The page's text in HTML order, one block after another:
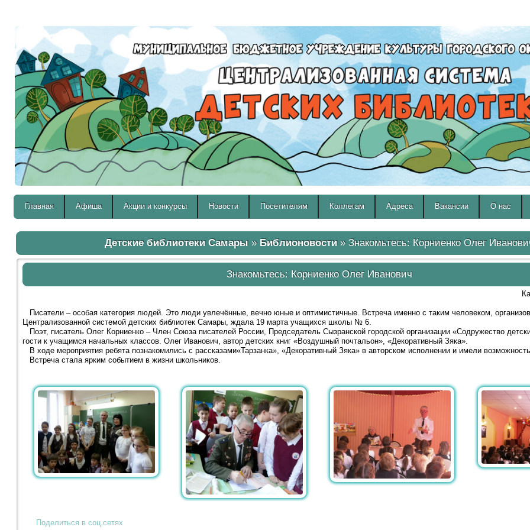
Главная Афиша Акции и конкурсы Новости Посетителям Коллегам Адреса Вакансии О нас
Детские библиотеки Самары » Библионовости» Знакомьтесь: Корниенко Олег
Знакомьтесь: Корниенко Олег Иванович
Писатели – особая категория людей. Это люди увлечённые, вечно юные и оптимистичные. Встреча именно с таким человеком,
Централизованной системой детских библиотек Самары, ждала 19 марта учащихся школы № 6.
Поэт, писатель Олег Корниенко – Член Союза писателей России, Председатель Сызранской городской организации «Содружество
гости к учащимся начальных классов. Олег Иванович, автор детских книг «Воздушный почтальон», «Декоративный Зяка».
В ходе мероприятия ребята познакомились с рассказами«Тарзанка», «Декоративный Зяка» в авторском исполнении и имели
Встреча стала ярким событием в жизни школьников.
Поделиться в соц.сетях